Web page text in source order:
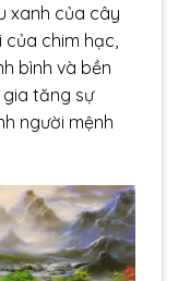
xanh của cây
chim hạc,
bình và bền
tăng sự
người mệnh